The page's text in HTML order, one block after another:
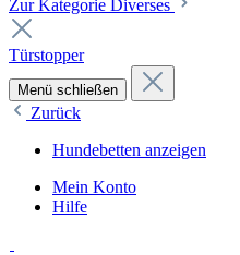
Zur Kategorie Diverses
Türstopper
Menü schließen
Zurück
Hundebetten anzeigen
Mein Konto
Hilfe